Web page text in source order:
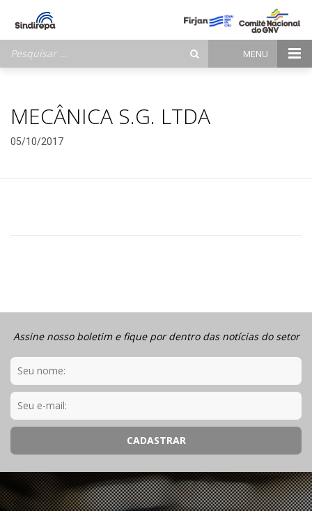
por:
MENU
MECÂNICA S.G. LTDA
05/10/2017
Assine nosso boletim e fique por dentro das notícias do setor